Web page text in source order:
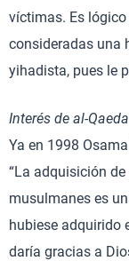
víctimas. Es lógico
consideradas una
yihadista, pues le
Interés de al-
Ya en 1998
“La adquisición
musulmanes es
hubiese adquirido
daría gracias a